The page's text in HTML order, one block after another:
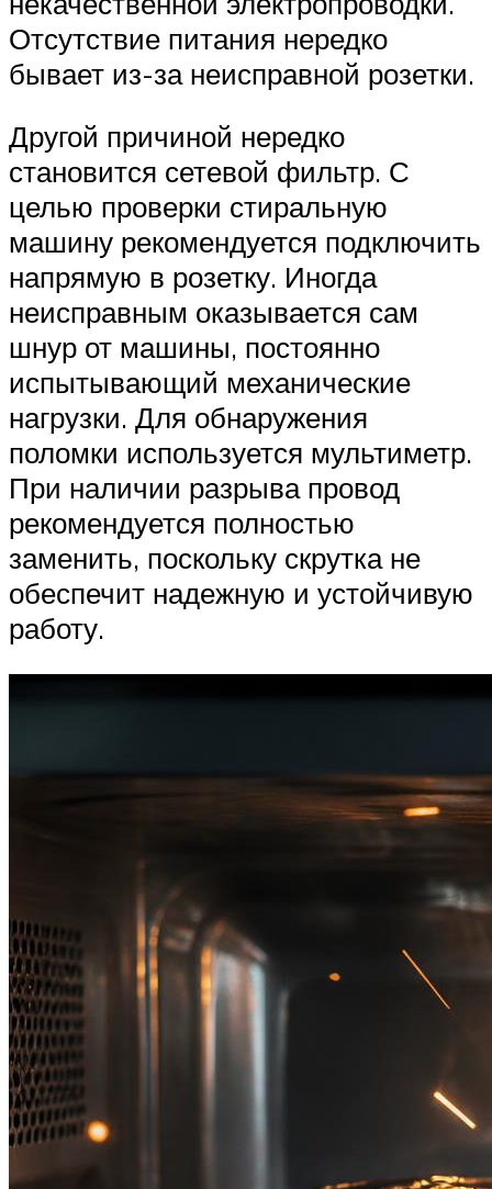
Отсутствие питания нередко
бывает из-за неисправной розетки.
Другой причиной нередко
становится сетевой фильтр. С
целью проверки стиральную
машину рекомендуется подключить
напрямую в розетку. Иногда
неисправным оказывается сам
шнур от машины, постоянно
испытывающий механические
нагрузки. Для обнаружения
поломки используется мультиметр.
При наличии разрыва провод
рекомендуется полностью
заменить, поскольку скрутка не
обеспечит надежную и устойчивую
работу.